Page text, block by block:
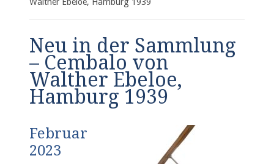
Neu in der Sammlung
– Cembalo von
Walther Ebeloe,
Hamburg 1939
Februar
2023